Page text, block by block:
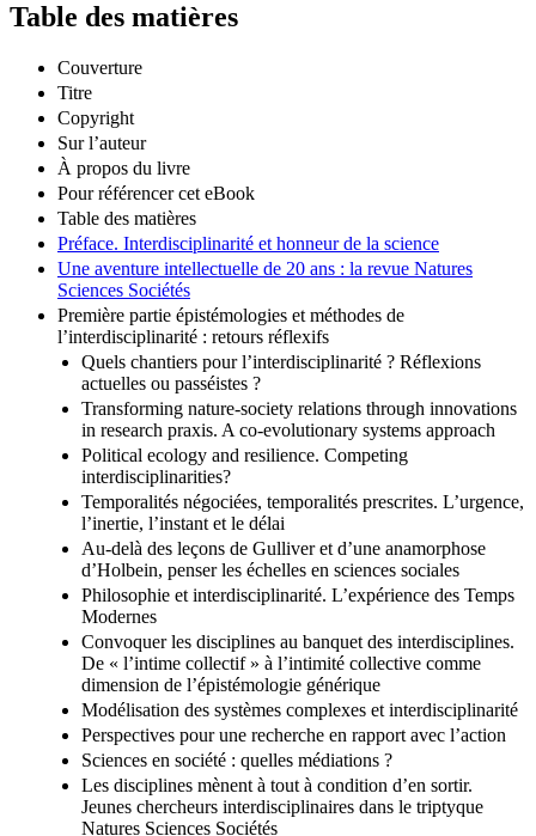
Table des matières
Couverture
Titre
Copyright
Sur l’auteur
À propos du livre
Pour référencer cet eBook
Table des matières
Préface. Interdisciplinarité et honneur de la science
Une aventure intellectuelle de 20 ans : la revue Natures
Sciences Sociétés
Première partie épistémologies et méthodes de
l’interdisciplinarité : retours réflexifs
Quels chantiers pour l’interdisciplinarité ? Réflexions
actuelles ou passéistes ?
Transforming nature-society relations through innovations
in research praxis. A co-evolutionary systems approach
Political ecology and resilience. Competing
interdisciplinarities?
Temporalités négociées, temporalités prescrites. L’urgence,
l’inertie, l’instant et le délai
Au-delà des leçons de Gulliver et d’une anamorphose
d’Holbein, penser les échelles en sciences sociales
Philosophie et interdisciplinarité. L’expérience des Temps
Modernes
Convoquer les disciplines au banquet des interdisciplines.
De « l’intime collectif » à l’intimité collective comme
dimension de l’épistémologie générique
Modélisation des systèmes complexes et interdisciplinarité
Perspectives pour une recherche en rapport avec l’action
Sciences en société : quelles médiations ?
Les disciplines mènent à tout à condition d’en sortir.
Jeunes chercheurs interdisciplinaires dans le triptyque
Natures Sciences Sociétés